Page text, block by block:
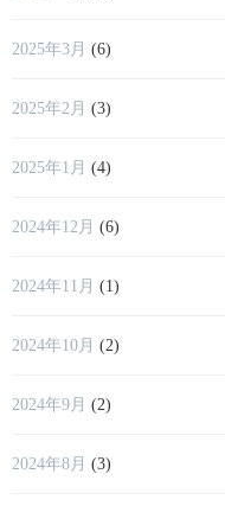
2025年3月 (6)
2025年2月 (3)
2025年1月 (4)
2024年12月 (6)
2024年11月 (1)
2024年10月 (2)
2024年9月 (2)
2024年8月 (3)